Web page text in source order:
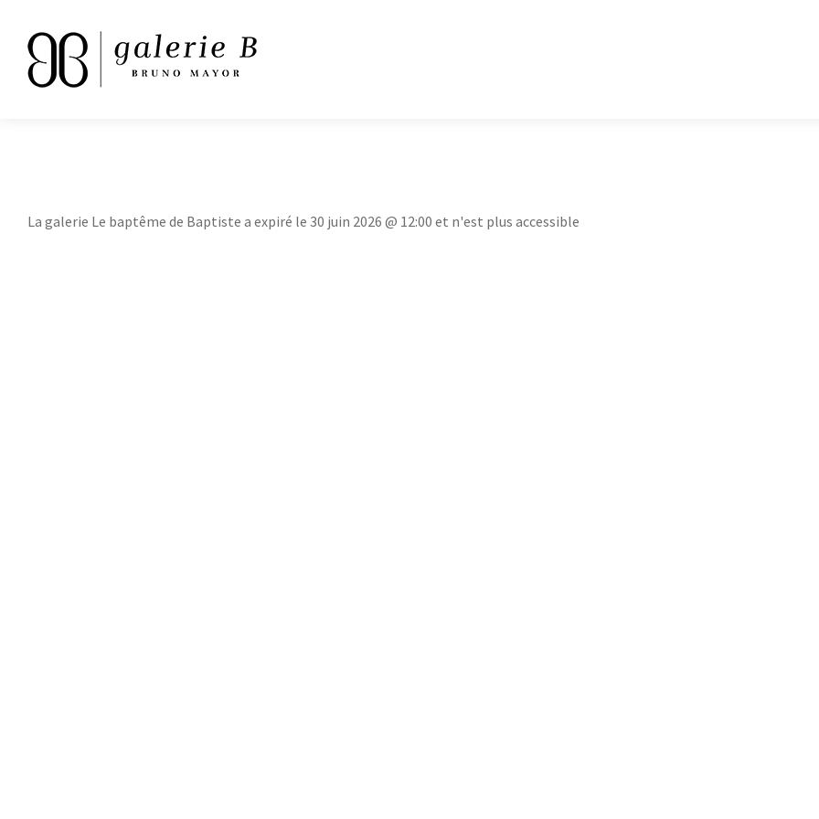
La galerie Le baptême de Baptiste a expiré le 30 juin 2026 @ 12:00 et n'est plus accessible